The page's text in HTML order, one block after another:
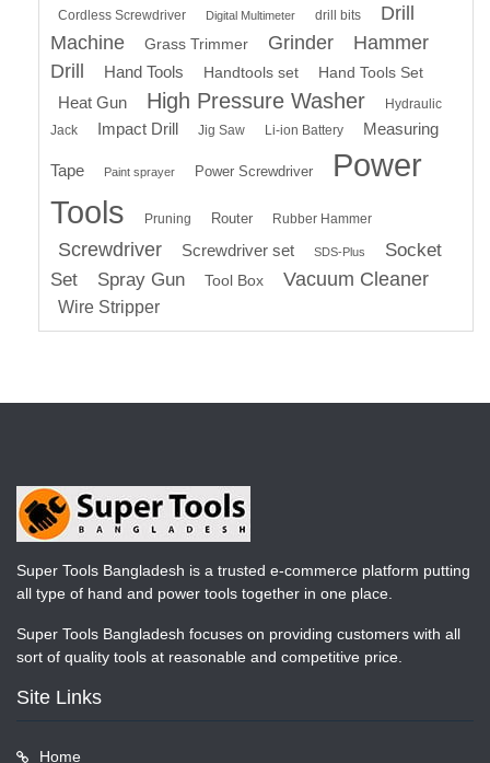
Cordless Screwdriver Digital Multimeter drill bits
Drill
Machine
Grass Trimmer Grinder
Hammer
Drill
Hand Tools Handtools set Hand Tools Set
Heat Gun High Pressure Washer
Hydraulic
Jack
Impact Drill Jig Saw Li-ion Battery Measuring
Tape Paint sprayer Power Screwdriver
Power
Tools
Pruning Router Rubber Hammer
Screwdriver Screwdriver set SDS-Plus
Socket
Set
Spray Gun Tool Box Vacuum Cleaner
Wire Stripper
Super Tools Bangladesh is a trusted e-commerce platform putting
all type of hand and power tools together in one place.
Super Tools Bangladesh focuses on providing customers with all
sort of quality tools at reasonable and competitive price.
Site Links
Home